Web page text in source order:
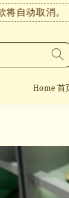
自动取消。【
Home 首